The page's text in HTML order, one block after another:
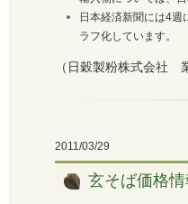
日本経済新聞には4週
ラフ化しています。
（日穀製粉株式会社
2011/03/29
玄そば価格